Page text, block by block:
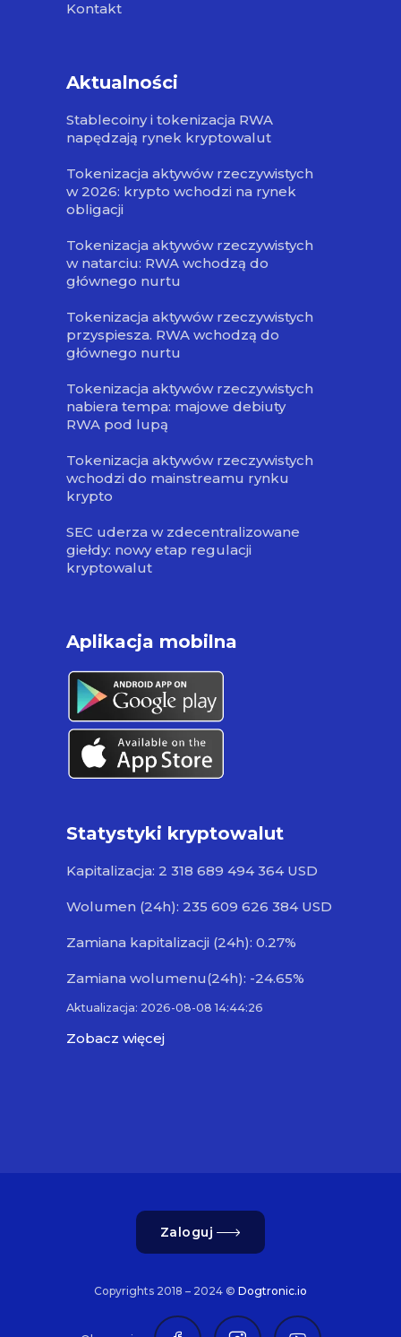
Kontakt
Aktualności
Stablecoiny i tokenizacja RWA
napędzają rynek kryptowalut
Tokenizacja aktywów rzeczywistych
w 2026: krypto wchodzi na rynek
obligacji
Tokenizacja aktywów rzeczywistych
w natarciu: RWA wchodzą do
głównego nurtu
Tokenizacja aktywów rzeczywistych
przyspiesza. RWA wchodzą do
głównego nurtu
Tokenizacja aktywów rzeczywistych
nabiera tempa: majowe debiuty
RWA pod lupą
Tokenizacja aktywów rzeczywistych
wchodzi do mainstreamu rynku
krypto
SEC uderza w zdecentralizowane
giełdy: nowy etap regulacji
kryptowalut
Aplikacja mobilna
Statystyki kryptowalut
Kapitalizacja: 2 318 689 494 364 USD
Wolumen (24h): 235 609 626 384 USD
Zamiana kapitalizacji (24h): 0.27%
Zamiana wolumenu(24h): -24.65%
Aktualizacja: 2026-08-08 14:44:26
Zobacz więcej
Zaloguj
Copyrights 2018 – 2024 © Dogtronic.io